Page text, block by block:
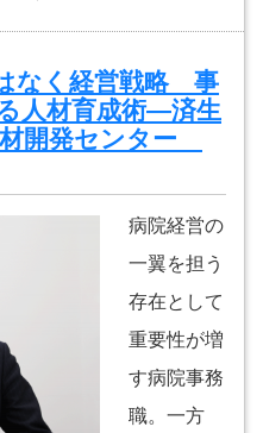
なく経営戦略 事
人材育成術―済生
開発センター
病院経営の
一翼を担う
存在として
重要性が増
す病院事務
職。一方